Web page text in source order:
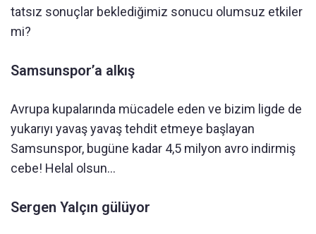
tatsız sonuçlar beklediğimiz sonucu olumsuz etkiler
mi?
Samsunspor’a alkış
Avrupa kupalarında mücadele eden ve bizim ligde de
yukarıyı yavaş yavaş tehdit etmeye başlayan
Samsunspor, bugüne kadar 4,5 milyon avro indirmiş
cebe! Helal olsun…
Sergen Yalçın gülüyor